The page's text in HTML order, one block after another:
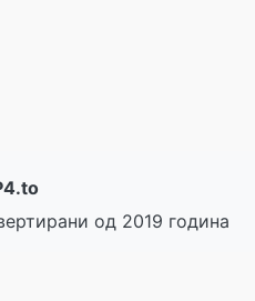
од 2019 година